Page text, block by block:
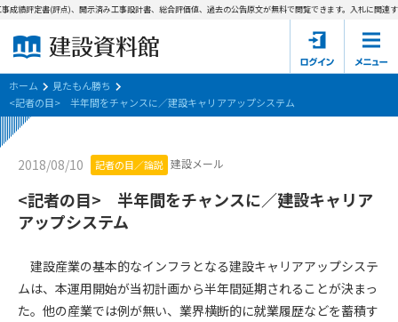
建設資料館とは
東京都の入札資料
国土交通省の入札資料
見たもん勝ち
会員登録について
サポーター会員一覧
績評定書(評点)、開示済み工事設計書、総合評価値、過去の公告原文が無料で閲覧できます。入札に関連す
ホーム
見たもん勝ち
<記者の目> 半年間をチャンスに／建設キャリアアップシステム
2018/08/10 記者の目／論説 建設メール
<記者の目> 半年間をチャンスに／建設キャリア
アップシステム
建設産業の基本的なインフラとなる建設キャリアアップシステ
ムは、本運用開始が当初計画から半年間延期されることが決まっ
た。他の産業では例が無い、業界横断的に就業履歴などを蓄積す
第1条（規約の目的）
会員サービスの利用条件等について定めるものです。
2. 管理者が建設資料館WEB上で随時掲載するルールは本規約の
一部を構成するものとします。